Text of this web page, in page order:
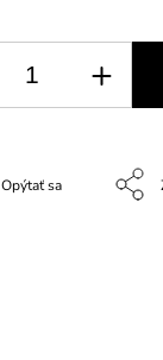
Opýtať sa